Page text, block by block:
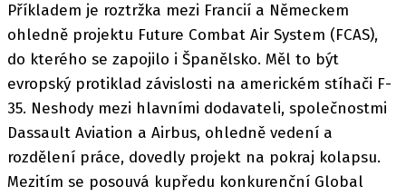
Příkladem je roztržka mezi Francií a Německem
ohledně projektu Future Combat Air System (FCAS),
do kterého se zapojilo i Španělsko. Měl to být
evropský protiklad závislosti na americkém stíhači F-
35. Neshody mezi hlavními dodavateli, společnostmi
Dassault Aviation a Airbus, ohledně vedení a
rozdělení práce, dovedly projekt na pokraj kolapsu.
Mezitím se posouvá kupředu konkurenční Global